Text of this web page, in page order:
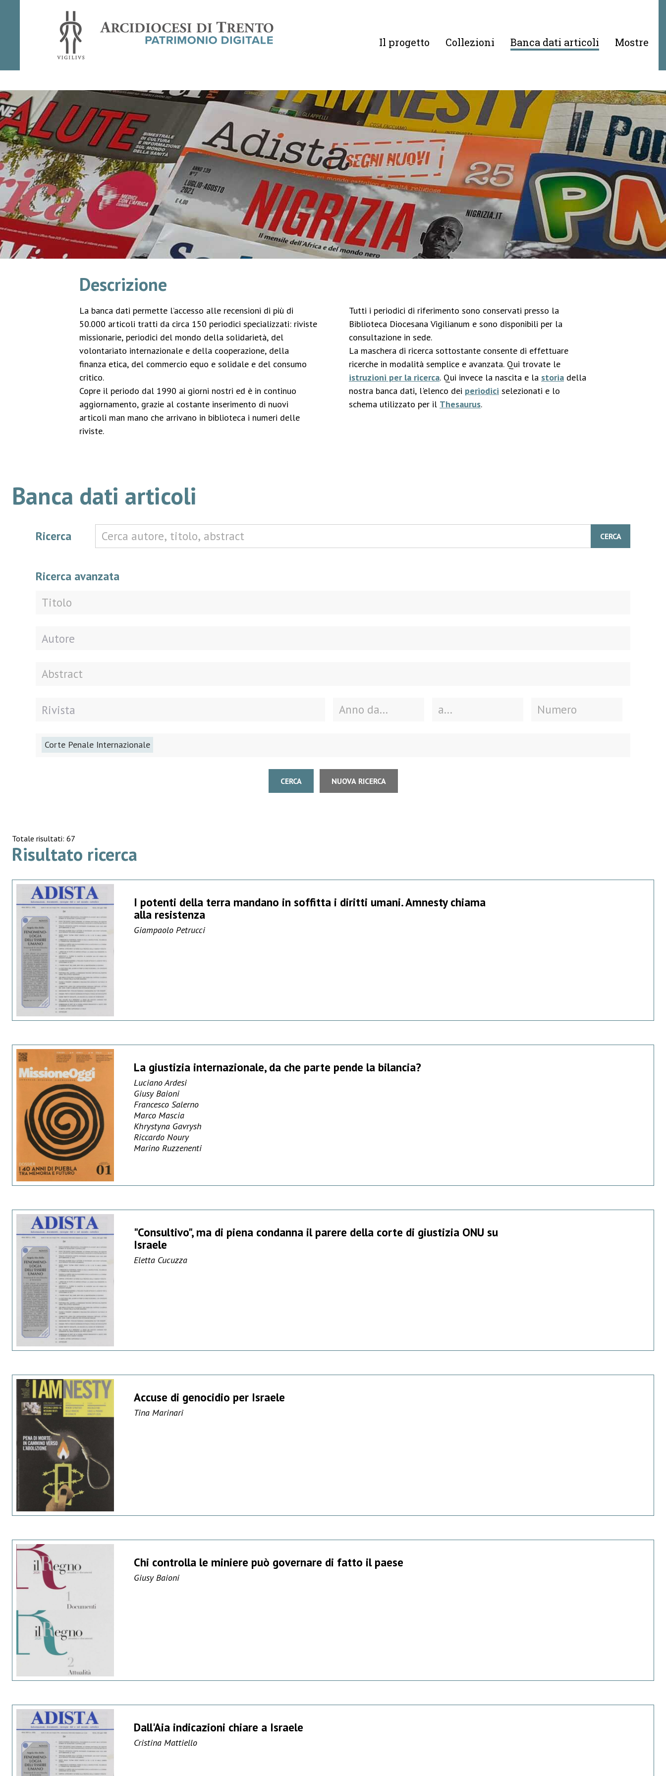
Il progetto Collezioni Banca dati articoli Mostre
Descrizione
La banca dati permette l’accesso alle recensioni di più di
50.000 articoli tratti da circa 150 periodici specializzati: riviste
missionarie, periodici del mondo della solidarietà, del
volontariato internazionale e della cooperazione, della
finanza etica, del commercio equo e solidale e del consumo
critico.
Copre il periodo dal 1990 ai giorni nostri ed è in continuo
aggiornamento, grazie al costante inserimento di nuovi
articoli man mano che arrivano in biblioteca i numeri delle
riviste.
Tutti i periodici di riferimento sono conservati presso la
Biblioteca Diocesana Vigilianum e sono disponibili per la
consultazione in sede.
La maschera di ricerca sottostante consente di effettuare
ricerche in modalità semplice e avanzata. Qui trovate le
istruzioni per la ricerca. Qui invece la nascita e la storia della
nostra banca dati, l'elenco dei periodici selezionati e lo
schema utilizzato per il Thesaurus.
Banca dati articoli
Ricerca CERCA
Ricerca avanzata
Corte Penale Internazionale
CERCA NUOVA RICERCA
Totale risultati: 67
Risultato ricerca
I potenti della terra mandano in soffitta i diritti umani. Amnesty chiama
alla resistenza
Giampaolo Petrucci
La giustizia internazionale, da che parte pende la bilancia?
Luciano Ardesi
Giusy Baioni
Francesco Salerno
Marco Mascia
Khrystyna Gavrysh
Riccardo Noury
Marino Ruzzenenti
"Consultivo", ma di piena condanna il parere della corte di giustizia ONU su
Israele
Eletta Cucuzza
Accuse di genocidio per Israele
Tina Marinari
Chi controlla le miniere può governare di fatto il paese
Giusy Baioni
Dall'Aia indicazioni chiare a Israele
Cristina Mattiello